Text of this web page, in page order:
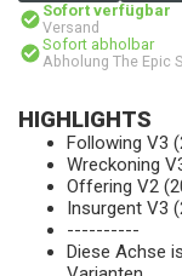
Sofort verfügbar
Versand
Sofort abholbar
Abholung The Epic
HIGHLIGHTS
Following V3
Wreckoning
Offering V2
Insurgent V3
----------
Diese Achse